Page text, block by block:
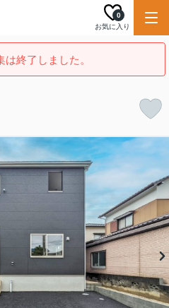
お気に入り
0
終了しました。